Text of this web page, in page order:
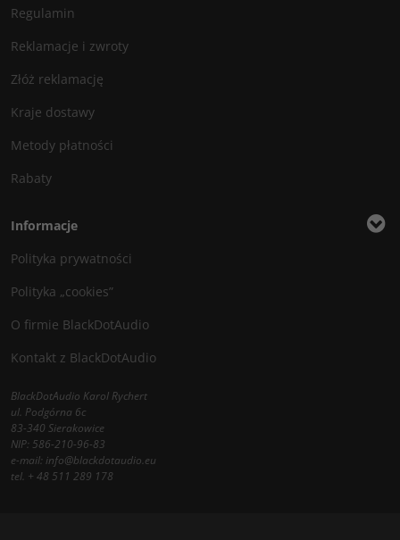
Regulamin
Reklamacje i zwroty
Złóż reklamację
Kraje dostawy
Metody płatności
Rabaty
Informacje
Polityka prywatności
Polityka „cookies”
O firmie BlackDotAudio
Kontakt z BlackDotAudio
BlackDotAudio Karol Rychert
ul. Podgórna 6c
83-340 Sierakowice
NIP: 586-210-96-83
e-mail:info@blackdotaudio.eu
tel. + 48 511 289 178